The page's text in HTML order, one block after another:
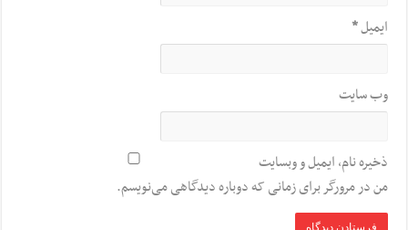
ایمیل*
وب‌ سایت
ذخیره نام، ایمیل و وبسایت
من در مرورگر برای زمانی که دوباره دیدگاهی می‌نویسم.